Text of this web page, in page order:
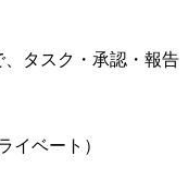
タスク・承認・報告
イベート）